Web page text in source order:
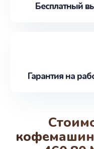
Бесплатный
Гарантия на